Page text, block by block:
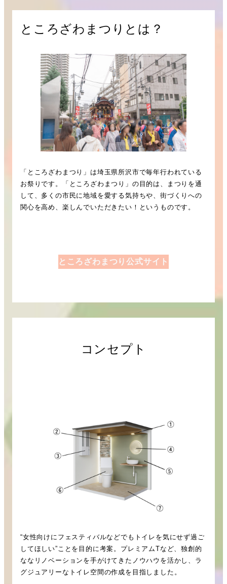
ところざわまつりとは？
「ところざわまつり」は埼玉県所沢市で毎年行われている
お祭りです。「ところざわまつり」の目的は、まつりを通
して、多くの市民に地域を愛する気持ちや、街づくりへの
関心を高め、楽しんでいただきたい！というものです。
ところざわまつり公式サイト
コンセプト
“女性向けにフェスティバルなどでもトイレを気にせず過ご
してほしい”ことを目的に考案。プレミアムTなど、独創的
ななリノベーションを手がけてきたノウハウを活かし、ラ
グジュアリーなトイレ空間の作成を目指しました。